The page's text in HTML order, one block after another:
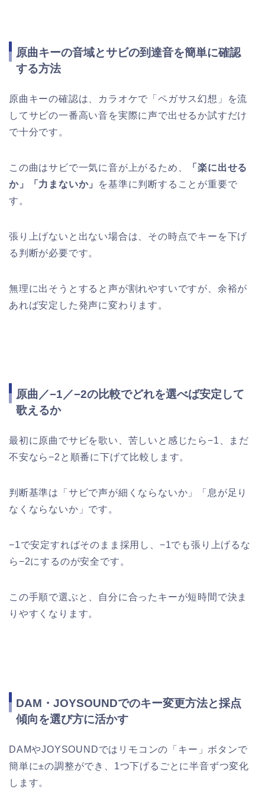
原曲キーの音域とサビの到達音を簡単に確認
する方法
原曲キーの確認は、カラオケで「ペガサス幻想」を流
してサビの一番高い音を実際に声で出せるか試すだけ
で十分です。
この曲はサビで一気に音が上がるため、
「楽に出せる
か」「力まないか」
を基準に判断することが重要で
す。
張り上げないと出ない場合は、その時点でキーを下げ
る判断が必要です。
無理に出そうとすると声が割れやすいですが、余裕が
あれば安定した発声に変わります。
原曲／−1／−2の比較でどれを選べば安定して
歌えるか
最初に原曲でサビを歌い、苦しいと感じたら−1、まだ
不安なら−2と順番に下げて比較します。
判断基準は「サビで声が細くならないか」「息が足り
なくならないか」です。
−1で安定すればそのまま採用し、−1でも張り上げるな
ら−2にするのが安全です。
この手順で選ぶと、自分に合ったキーが短時間で決ま
りやすくなります。
DAM・JOYSOUNDでのキー変更方法と採点
傾向を選び方に活かす
DAMやJOYSOUNDではリモコンの「キー」ボタンで
簡単に±の調整ができ、1つ下げるごとに半音ずつ変化
します。